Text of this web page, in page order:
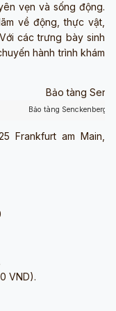
vẹn và sống động.
về động, thực vật,
các trưng bày sinh
hành trình khám
Bảo tàng Senckenberg
Frankfurt am Main,
VND).